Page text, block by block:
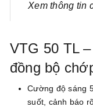
Xem thông tin
VTG 50 TL
đồng bộ
Cường độ sáng
suốt, cảnh báo